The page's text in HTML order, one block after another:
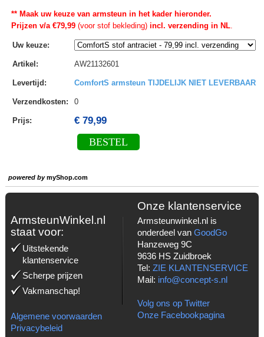
** Maak uw keuze van armsteun in het kader hieronder.
Prijzen v/a €79,99(voor stof bekleding)incl. verzending in NL.
Uw keuze:
Artikel : AW21132601
Levertijd : ComfortS armsteun TIJDELIJK NIET LEVERBAAR
Verzendkosten: 0
Prijs: € 79,99
BESTEL
powered bymyShop.com
ArmsteunWinkel.nl
staat voor:
Uitstekende
klantenservice
Scherpe prijzen
Vakmanschap!
Algemene voorwaarden
Privacybeleid
Onze klantenservice
Armsteunwinkel.nl is
onderdeel van GoodGo
Hanzeweg 9C
9636 HS Zuidbroek
Tel: ZIE KLANTENSERVICE
Mail: info@concept-s.nl
Volg ons op Twitter
Onze Facebookpagina